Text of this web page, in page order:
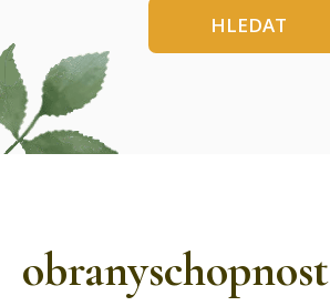
HLEDAT
obranyschopnost